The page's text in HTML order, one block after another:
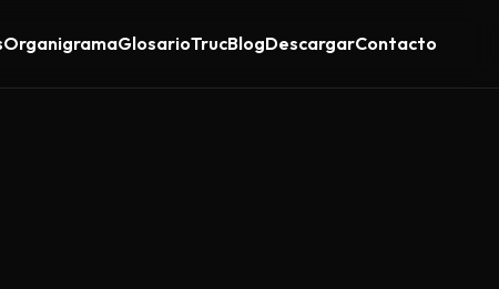
OrganigramaGlosarioTrucBlogDescargarContacto